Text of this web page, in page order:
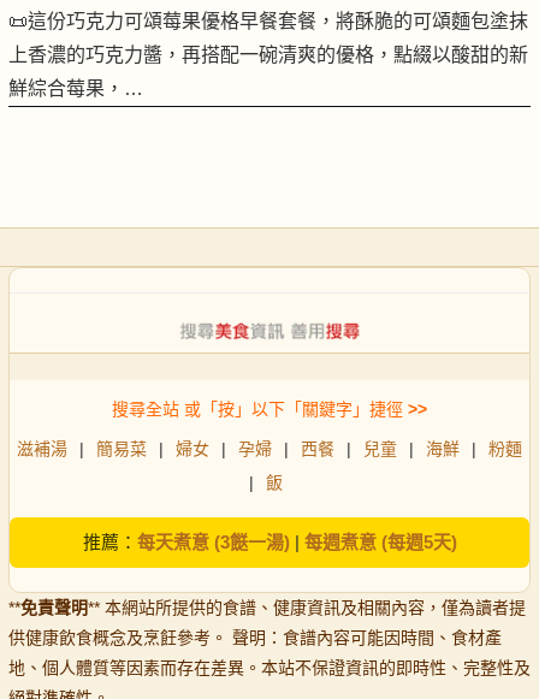
📜這份巧克力可頌莓果優格早餐套餐，將酥脆的可頌麵包塗抹
上香濃的巧克力醬，再搭配一碗清爽的優格，點綴以酸甜的新
鮮綜合莓果，…
搜尋全站 或「按」以下「關鍵字」捷徑 >>
滋補湯 | 簡易菜 | 婦女 | 孕婦 | 西餐 | 兒童 | 海鮮 |
粉麵
|
飯
推薦： 每天煮意 (3餸一湯)| 每週煮意 (每週5天)
**免責聲明** 本網站所提供的食譜、健康資訊及相關內容，僅為讀者提
供健康飲食概念及烹飪參考。 聲明：食譜內容可能因時間、食材產
地、個人體質等因素而存在差異。本站不保證資訊的即時性、完整性及